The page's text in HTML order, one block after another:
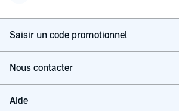
Saisir un code promotionnel
Nous contacter
Aide